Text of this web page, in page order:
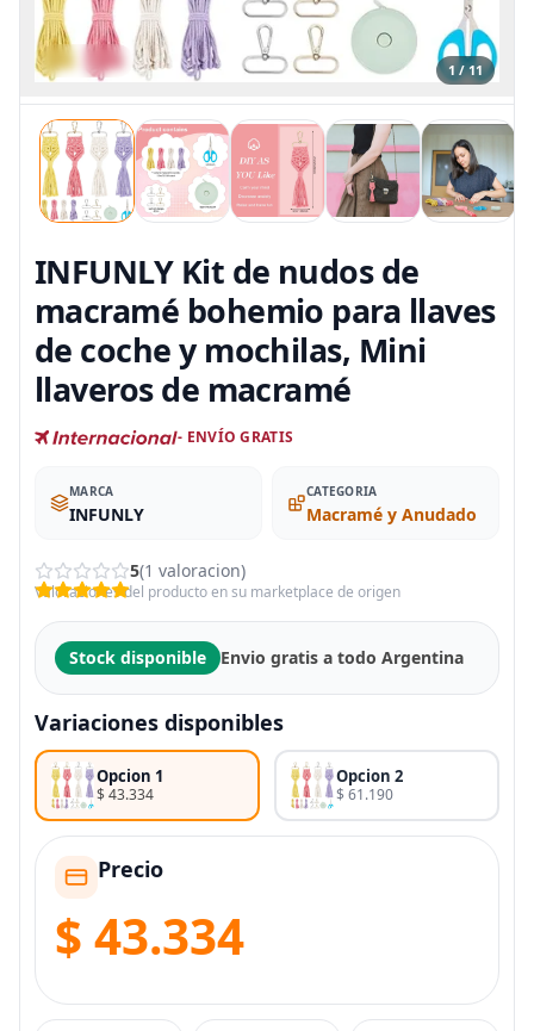
1 / 11
INFUNLY Kit de nudos de
macramé bohemio para llaves
de coche y mochilas, Mini
llaveros de macramé
- ENVÍO GRATIS
MARCA
INFUNLY
CATEGORIA
Macramé y Anudado
5(1 valoracion)
Valoraciones del producto en su marketplace de origen
Stock disponible Envio gratis a todo Argentina
Variaciones disponibles
Opcion 1
$ 43.334
Opcion 2
$ 61.190
Precio
$ 43.334